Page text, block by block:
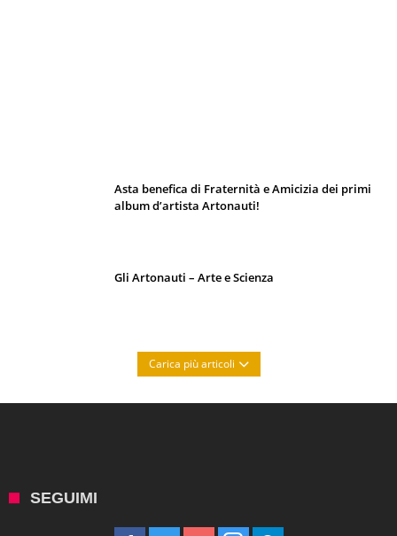
Asta benefica di Fraternità e Amicizia dei primi
album d’artista Artonauti!
Gli Artonauti – Arte e Scienza
Carica più articoli
SEGUIMI